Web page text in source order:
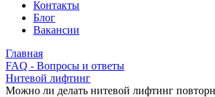
Контакты
Блог
Вакансии
Главная
FAQ - Вопросы и ответы
Нитевой лифтинг
Можно ли делать нитевой лифтинг